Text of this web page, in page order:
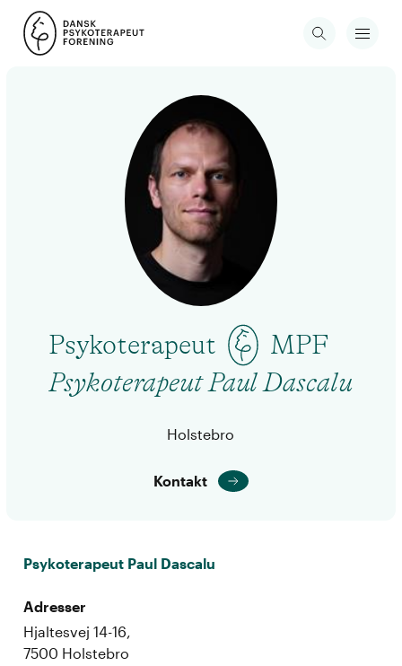
Psykoterapeut
MPF
Psykoterapeut Paul Dascalu
Holstebro
Kontakt
Psykoterapeut Paul Dascalu
Adresser
Hjaltesvej 14-16,
7500 Holstebro